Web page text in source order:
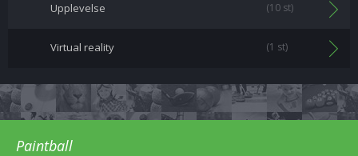
Upplevelse (10 st)
Virtual reality (1 st)
Paintball